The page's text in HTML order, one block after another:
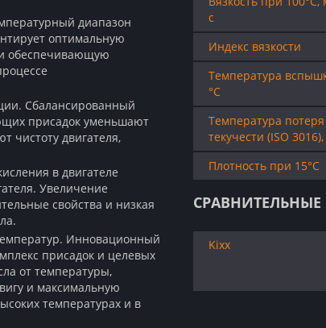
диапазон
оптимальную
обеспечивающую
Сбалансированный
присадок уменьшают
чистоту двигателя,
в двигателе
Увеличение
свойства и низкая
Инновационный
присадок и целевых
от температуры,
и максимальную
температурах и в
с
Индекс вязкости
Температура
°C
Температура потеря
текучести (ISO 3016),
Плотность при 15°C
Kixx